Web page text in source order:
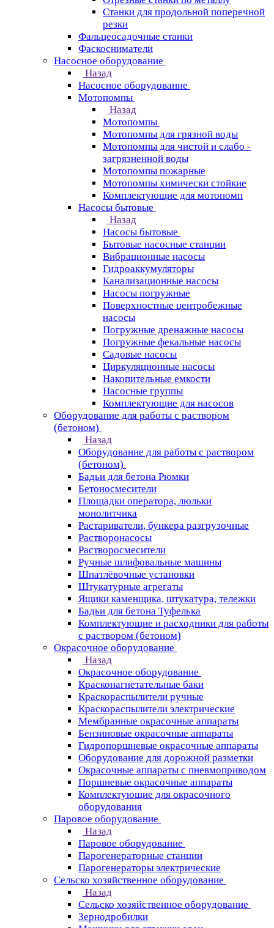
Станки для продольной поперечной
резки
Фальцеосадочные станки
Фаскосниматели
Насосное оборудование
Назад
Насосное оборудование
Мотопомпы
Назад
Мотопомпы
Мотопомпы для грязной воды
Мотопомпы для чистой и слабо -
загрязненной воды
Мотопомпы пожарные
Мотопомпы химически стойкие
Комплектующие для мотопомп
Насосы бытовые
Назад
Насосы бытовые
Бытовые насосные станции
Вибрационные насосы
Гидроаккумуляторы
Канализационные насосы
Насосы погружные
Поверхностные центробежные
насосы
Погружные дренажные насосы
Погружные фекальные насосы
Садовые насосы
Циркуляционные насосы
Накопительные емкости
Насосные группы
Комплектующие для насосов
Оборудование для работы с раствором
(бетоном)
Назад
Оборудование для работы с раствором
(бетоном)
Бадьи для бетона Рюмки
Бетоносмесители
Площадки оператора, люльки
монолитчика
Растариватели, бункера разгрузочные
Растворонасосы
Растворосмесители
Ручные шлифовальные машины
Шпатлёвочные установки
Штукатурные агрегаты
Ящики каменщика, штукатура, тележки
Бадьи для бетона Туфелька
Комплектующие и расходники для работы
с раствором (бетоном)
Окрасочное оборудование
Назад
Окрасочное оборудование
Красконагнетательные баки
Краскораспылители ручные
Краскораспылители электрические
Мембранные окрасочные аппараты
Бензиновые окрасочные аппараты
Гидропоршневые окрасочные аппараты
Оборудование для дорожной разметки
Окрасочные аппараты с пневмоприводом
Поршневые окрасочные аппараты
Комплектующие для окрасочного
оборудования
Паровое оборудование
Назад
Паровое оборудование
Парогенераторные станции
Парогенераторы электрические
Сельско хозяйственное оборудование
Назад
Сельско хозяйственное оборудование
Зернодробилки